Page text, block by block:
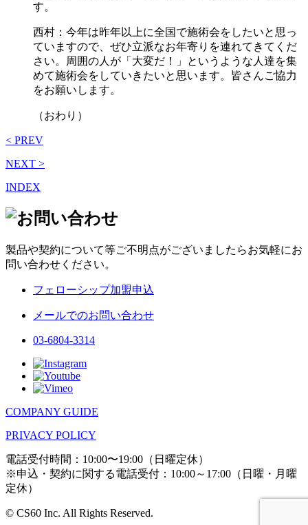
す。
西村：今年は昨年以上に全国で施術会をしたいと思っ
ていますので、ぜひ立派なお年寄りを連れてきてくだ
さい。周囲の人が「大変だ！」というような人達を集
めて施術会をしていきたいと思います。皆さんご協力
をお願いします。
（おわり）
< PREV
NEXT >
INDEX
製品や契約について等ご不明点がございましたらお気軽にお
問い合わせください。
フェローシップ加盟申込
メールでのお問い合わせ
03-6804-3314
COMPANY GUIDE
PRIVACY POLICY
電話受付時間：10:00〜19:00（日曜定休）
※申込・契約に関する電話受付：10:00～17:00（日曜・月曜
定休）
© CS60 Inc. All Rights Reserved.